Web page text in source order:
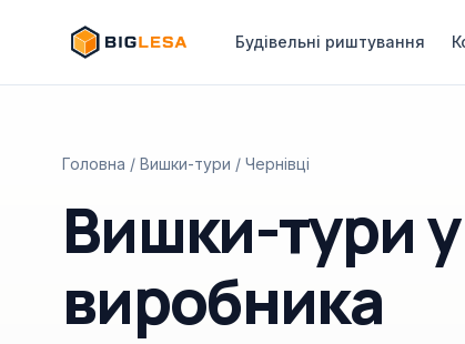
Будівельні риштування
Головна / Вишки-тури / Чернівці
Вишки-тури
виробника